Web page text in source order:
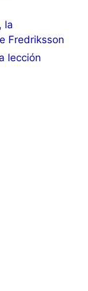
la
Fredriksson
lección